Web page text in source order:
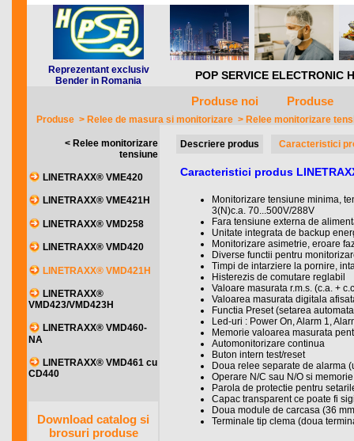
Reprezentant exclusiv
Bender in Romania
POP SERVICE
Produse noi Produse
Produse > Relee de masura si monitorizare > Relee monitorizare
< Relee monitorizare
tensiune
LINETRAXX® VME420
LINETRAXX® VME421H
LINETRAXX® VMD258
LINETRAXX® VMD420
LINETRAXX® VMD421H
LINETRAXX®
VMD423/VMD423H
LINETRAXX® VMD460-
NA
LINETRAXX® VMD461 cu
CD440
Download catalog si
brosuri produse
Descriere produs Caracteristici
Caracteristici produs
Monitorizare tensiune minima,
3(N)c.a. 70...500V/288V
Fara tensiune externa de
Unitate integrata de backup
Monitorizare asimetrie, eroare
Diverse functii pentru
Timpi de intarziere la pornire,
Histerezis de comutare reglabil
Valoare masurata r.m.s. (c.a. +
Valoarea masurata digitala
Functia Preset (setarea
Led-uri : Power On, Alarm 1,
Memorie valoarea masurata
Automonitorizare continua
Buton intern test/reset
Doua relee separate de alarma
Operare N/C sau N/O si
Parola de protectie pentru
Capac transparent ce poate fi
Doua module de carcasa (36
Terminale tip clema (doua